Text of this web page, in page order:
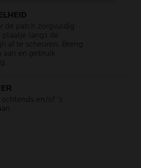
de patch zorgvuldig
langs de
af te scheuren. Breng
aan en gebruik
en/of 's